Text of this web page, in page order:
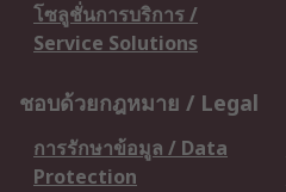
โซลูชั่นการบริการ /
Service Solutions
ชอบด้วยกฎหมาย / Legal
การรักษาข้อมูล / Data
Protection